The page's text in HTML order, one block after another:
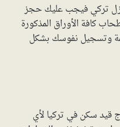
تركي فيجب عليك حجز
كافة الأوراق المذكورة
وتسجيل نفوسك بشكل
قيد سكن في تركيا لأي